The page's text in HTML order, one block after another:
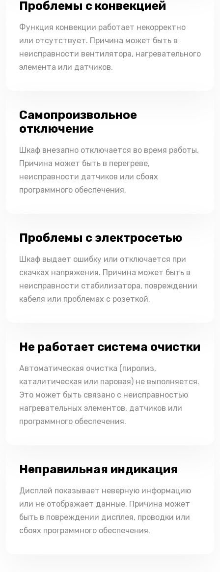
Проблемы с конвекцией
Функция конвекции работает некорректно
или отсутствует. Причина может быть в
неисправности вентилятора, нагревательного
элемента или датчиков.
Самопроизвольное
отключение
Шкаф внезапно отключается во время работы.
Причина может быть в перегреве,
неисправности датчиков или сбоях
программного обеспечения.
Проблемы с электросетью
Шкаф выдает ошибку или отключается при
скачках напряжения. Причина может быть в
неисправности стабилизатора, повреждении
кабеля или проблемах с розеткой.
Не работает система очистки
Автоматическая очистка (пиролиз,
каталитическая или паровая) не выполняется.
Это может быть связано с неисправностью
нагревательных элементов, датчиков или
программного обеспечения.
Неправильная индикация
Дисплей показывает неверную информацию
или не отображает данные. Причина может
быть в повреждении дисплея, проводки или
сбоях программного обеспечения.